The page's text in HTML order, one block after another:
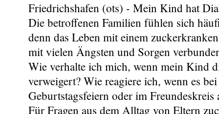
Friedrichshafen (ots) - Mein Kind hat
Die betroffenen Familien fühlen sich
denn das Leben mit einem
mit vielen Ängsten und Sorgen
Wie verhalte ich mich, wenn mein Kind
verweigert? Wie reagiere ich, wenn es
Geburtstagsfeiern oder im Freundeskreis
Für Fragen aus dem Alltag von Eltern